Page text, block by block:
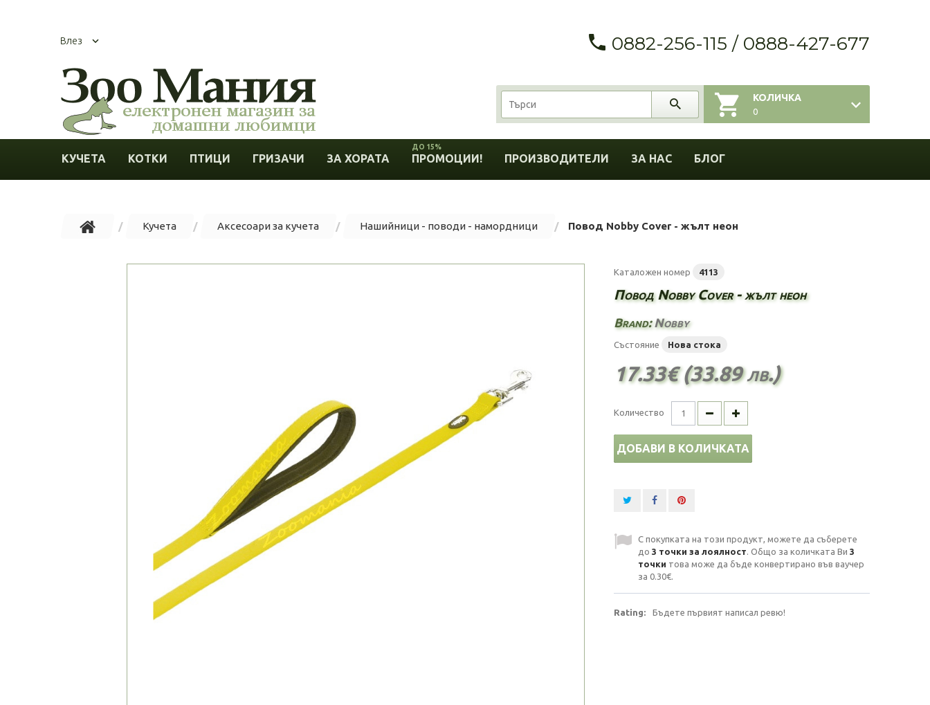
Влез 0882-256-115 / 0888-427-677
КОЛИЧКА
0
КУЧЕТА КОТКИ ПТИЦИ ГРИЗАЧИ ЗА ХОРАТА ПРОМОЦИИ!
ДО 15%
ПРОИЗВОДИТЕЛИ ЗА НАС БЛОГ
Кучета Аксесоари за кучета Нашийници - поводи - намордници Повод Nobby Cover - жълт неон
Каталожен номер 4113
Повод Nobby Cover - жълт неон
Brand:Nobby
Състояние Нова стока
17.33€ (33.89 лв.)
Количество
ДОБАВИ В КОЛИЧКАТА
С покупката на този продукт, можете да съберете
до 3 точки за лоялност. Общо за количката Ви 3
точки това може да бъде конвертирано във ваучер
за 0.30€.
Rating: Бъдете първият написал ревю!